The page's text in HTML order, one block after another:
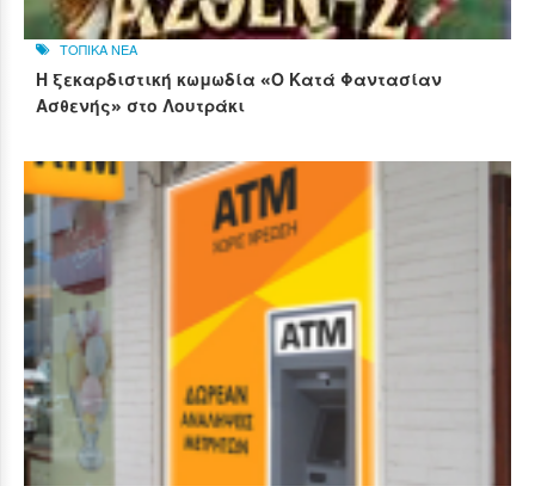
ΤΟΠΙΚΑ ΝΕΑ
Η ξεκαρδιστική κωμωδία «Ο Κατά Φαντασίαν
Ασθενής» στο Λουτράκι